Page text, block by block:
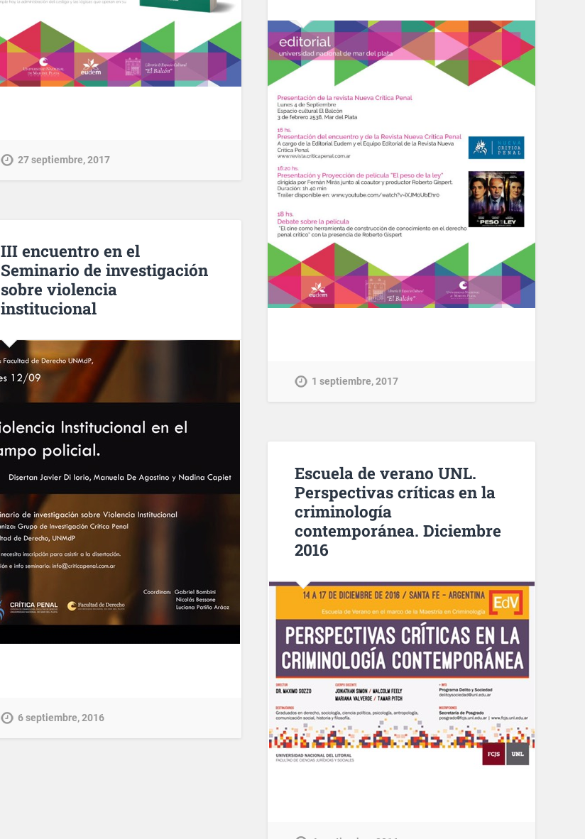
27 septiembre, 2017
1 septiembre, 2017
III encuentro en el
Seminario de investigación
sobre violencia
institucional
6 septiembre, 2016
Escuela de verano UNL.
Perspectivas críticas en la
criminología
contemporánea. Diciembre
2016